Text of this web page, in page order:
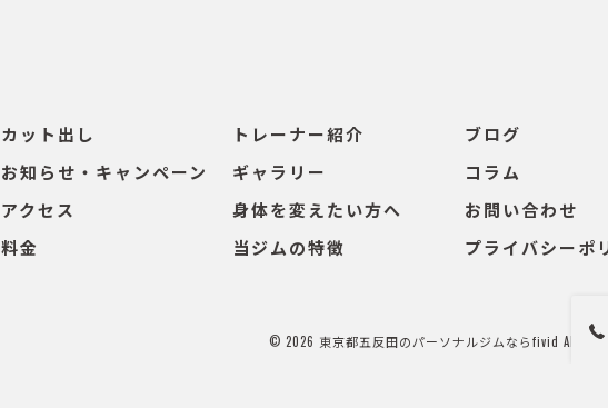
カット出し
お知らせ・キャンペーン
アクセス
料金
トレーナー紹介
ギャラリー
身体を変えたい方へ
当ジムの特徴
ブログ
コラム
お問い合わせ
プライバシーポ
© 2026 東京都五反田のパーソナルジムならfivid ALL